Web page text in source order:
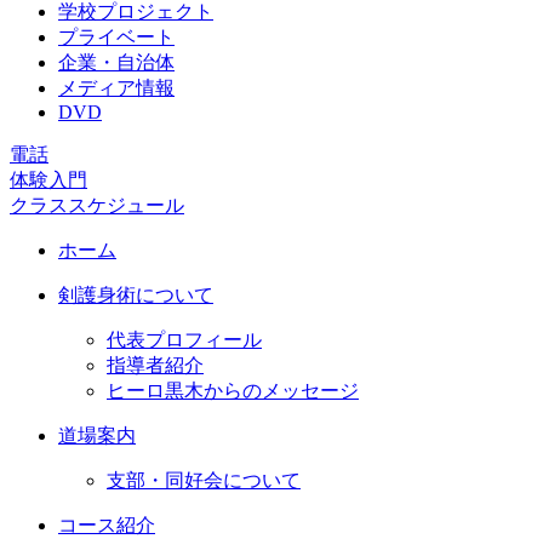
学校プロジェクト
プライベート
企業・自治体
メディア情報
DVD
電話
体験入門
クラススケジュール
ホーム
剣護身術について
代表プロフィール
指導者紹介
ヒーロ黒木からのメッセージ
道場案内
支部・同好会について
コース紹介